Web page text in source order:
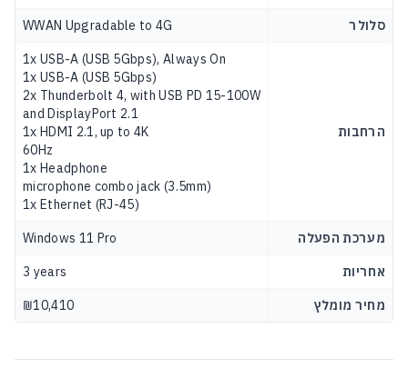
סלולר WWAN Upgradable to 4G
הרחבות
1x USB-A (USB 5Gbps), Always On
1x USB-A (USB 5Gbps)
2x Thunderbolt 4, with USB PD 15-100W
and DisplayPort 2.1
1x HDMI 2.1, up to 4K
60Hz
1x Headphone
microphone combo jack (3.5mm)
1x Ethernet (RJ-45)
מערכת הפעלה Windows 11 Pro
אחריות 3 years
מחיר מומלץ ₪10,410